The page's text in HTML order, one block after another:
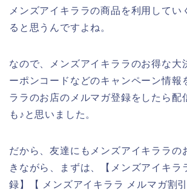
メンズアイキララの商品を利用してい
ると思うんですよね。
なので、メンズアイキララのお得な大
ーポンコードなどのキャンペーン情報
ララのお店のメルマガ登録をしたら配
も♪と思いました。
だから、友達にもメンズアイキララの
きながら、まずは、【メンズアイキラ
録】【 メンズアイキララ メルマガ割